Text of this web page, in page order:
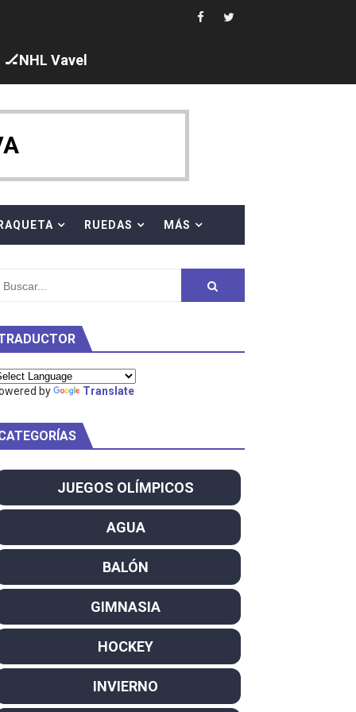
en plataforma. 5 orazos para Chiara Pellacani,
al equipo neutral ruso, llevándose 8 medallas, seis para
Project
dominan el Europeo
se reparten el botín y Caetano Horta y Rodrigo Conde
decacampeonas y quinto oro consecutivo
Champion
🏒NHL Vavel
RAQUETA RUEDAS MÁS
by Translate
JUEGOS OLÍMPICOS
AGUA
BALÓN
GIMNASIA
HOCKEY
INVIERNO